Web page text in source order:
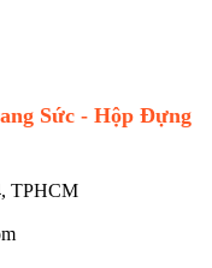
Sức - Hộp Đựng
TPHCM